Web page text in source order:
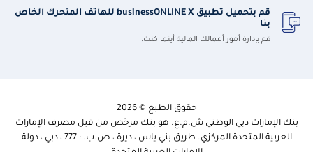
قم بتحميل تطبيق businessONLINE X للهاتف المتحرك الخاص
بنا
قم بإدارة أمور أعمالك المالية أينما كنت.
حقوق الطبع © 2026
بنك الإمارات دبي الوطني ش.م.ع. هو بنك مرخّص من قبل مصرف الإمارات
العربية المتحدة المركزي. طريق بني ياس ، ديرة ، ص.ب. : 777 ، دبي ، دولة